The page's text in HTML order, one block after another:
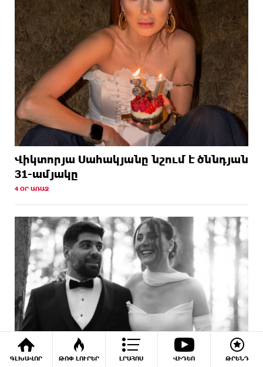
ԳԼԽԱՎՈՐ ԹՈՓ ԼՈՒՐԵՐ ԼՐԱՀՈՍ ՎԻԴԵՈ ԹՐԵՆԴ
Վիկտորյա Սահակյանը նշում է ծննդյան
31-ամյակը
4 ՕՐ ԱՌԱՋ